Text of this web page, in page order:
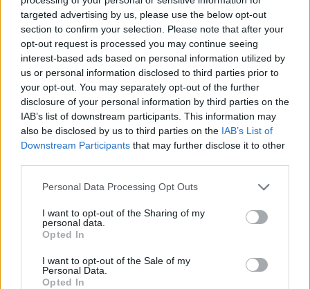
targeted advertising by us, please use the below opt-out
section to confirm your selection. Please note that after your
opt-out request is processed you may continue seeing
interest-based ads based on personal information utilized by
us or personal information disclosed to third parties prior to
your opt-out. You may separately opt-out of the further
disclosure of your personal information by third parties on the
IAB’s list of downstream participants. This information may
also be disclosed by us to third parties on the IAB’s List of
Downstream Participants that may further disclose it to other
Personal Data Processing Opt Outs
I want to opt-out of the Sharing of my
personal data.
Opted In
I want to opt-out of the Sale of my
Personal Data.
Opted In
tunnetaan yhtenä kaikkien aikojen
legendaarisimmista hiphop-kokoonpanoista.
Info
Lähetä uutisvinkki
RSS-ohje
Yhteistyössä
Tyyliniekka
Lifestyle
Matkailu
Viihde